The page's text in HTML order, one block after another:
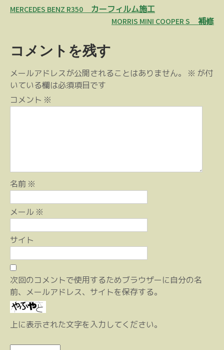
投
ビ
ゲ
ー
シ
MERCEDES BENZ R350 カーフィルム施工
MORRIS MINI COOPER S 補修
コメントを残す
メールアドレスが公開されることはありません。 ※ が付
いている欄は必須項目です
コメント ※
名前 ※
メール ※
サイト
次回のコメントで使用するためブラウザーに自分の名
前、メールアドレス、サイトを保存する。
上に表示された文字を入力してください。